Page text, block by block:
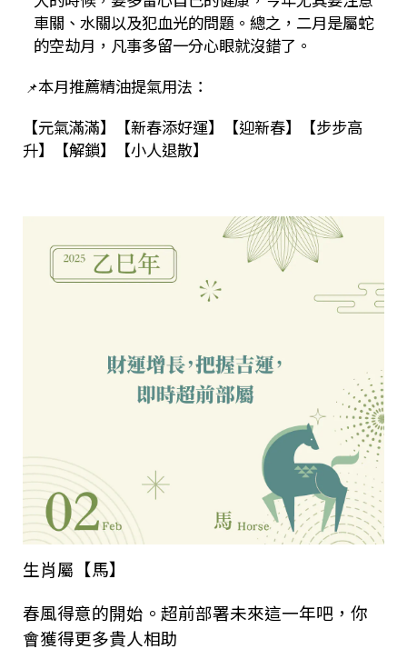
車關、水關以及犯血光的問題。總之，二月是屬蛇
的空劫月，凡事多留一分心眼就沒錯了。
📌本月推薦精油提氣用法：
【元氣滿滿】【新春添好運】【迎新春】【步步高
升】【解鎖】【小人退散】
生肖屬【馬】
春風得意的開始。超前部署未來這一年吧，你
會獲得更多貴人相助